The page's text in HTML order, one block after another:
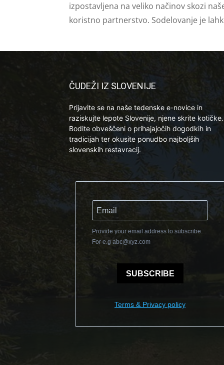
izpostavljena na veliko načinov skozi
koristno partnerstvo. Sodelovanje je
ČUDEŽI IZ SLOVENIJE
Prijavite se na naše tedenske e-novice in
raziskujte lepote Slovenije, njene skrite kotičke.
Bodite obveščeni o prihajajočih dogodkih in
tradicijah ter okusite ponudbo najboljših
slovenskih restavracij.
Provide your email address to subscribe.
For e.g abc@xyz.com
SUBSCRIBE
Terms & Privacy policy